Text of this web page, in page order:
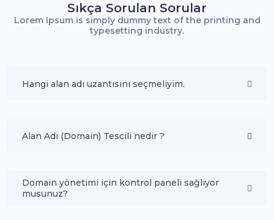
Sıkça Sorulan Sorular
Lorem Ipsum is simply dummy text of the printing and
typesetting industry.
Hangi alan adı uzantısını seçmeliyim.
Alan Adı (Domain) Tescili nedir ?
Domain yönetimi için kontrol paneli sağlıyor
musunuz?